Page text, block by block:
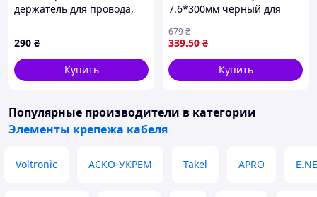
держатель для провода,
(без хомутов)
290 ₴
Купить
7.6*300мм черный для
проводов 100шт в
упаковке ТМ KUBIS
339.50 ₴
679₴
Купить
Популярные производители в категории
Элементы крепежа кабеля
Voltronic АСКО-УКРЕМ Takel APRO